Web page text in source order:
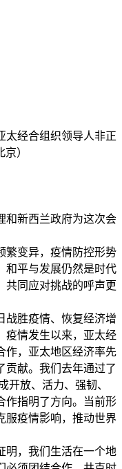
经合组织领导人非正
）
和新西兰政府为这次会
繁变异，疫情防控形势
和平与发展仍然是时代
共同应对挑战的呼声更
战胜疫情、恢复经济增
疫情发生以来，亚太经
作，亚太地区经济率先
贡献。我们去年通过了
放、活力、强韧、
作指明了方向。当前形
服疫情影响，推动世界
明，我们生活在一个地